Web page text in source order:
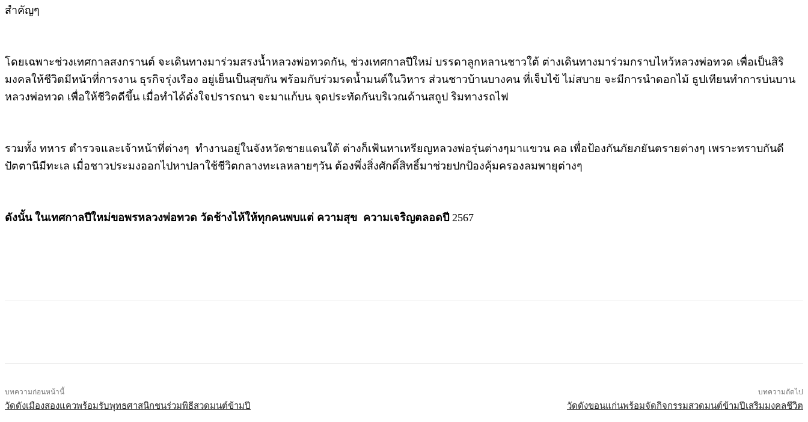
สำคัญๆ
โดยเฉพาะช่วงเทศกาลสงกรานต์ จะเดินทางมาร่วมสรงน้ำหลวงพ่อทวดกัน, ช่วงเทศกาลปีใหม่ บรรดาลูกหลานชาวใต้ ต่างเดินทางมาร่วมกราบไหว้หลวงพ่อทวด เพื่อเป็นสิริ
มงคลให้ชีวิตมีหน้าที่การงาน ธุรกิจรุ่งเรือง อยู่เย็นเป็นสุขกัน พร้อมกับร่วมรดน้ำมนต์ในวิหาร ส่วนชาวบ้านบางคน ที่เจ็บไข้ ไม่สบาย จะมีการนำดอกไม้ ธูปเทียนทำการบ่นบาน
หลวงพ่อทวด เพื่อให้ชีวิตดีขึ้น เมื่อทำได้ดั่งใจปรารถนา จะมาแก้บน จุดประทัดกันบริเวณด้านสถูป ริมทางรถไฟ
รวมทั้ง ทหาร ตำรวจและเจ้าหน้าที่ต่างๆ ทำงานอยู่ในจังหวัดชายแดนใต้ ต่างก็เฟ้นหาเหรียญหลวงพ่อรุ่นต่างๆมาแขวน คอ เพื่อป้องกันภัยภยันตรายต่างๆ เพราะทราบกันดี
ปัตตานีมีทะเล เมื่อชาวประมงออกไปหาปลาใช้ชีวิตกลางทะเลหลายๆวัน ต้องพึ่งสิ่งศักดิ์สิทธิ์มาช่วยปกป้องคุ้มครองลมพายุต่างๆ
ดังนั้น ในเทศกาลปีใหม่ขอพรหลวงพ่อทวด วัดช้างไห้ให้ทุกคนพบแต่ ความสุข ความเจริญตลอดปี 2567
บทความก่อนหน้านี้
วัดดังเมืองสองแควพร้อมรับพุทธศาสนิกชนร่วมพิธีสวดมนต์ข้ามปี
บทความถัดไป
วัดดังขอนแก่นพร้อมจัดกิจกรรมสวดมนต์ข้ามปีเสริมมงคลชีวิต